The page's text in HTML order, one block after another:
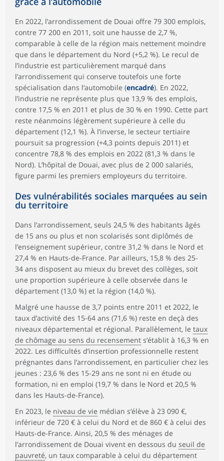
En 2022, l’arrondissement de Douai offre 79 300 emplois,
contre 77 200 en 2011, soit une hausse de 2,7 %,
comparable à celle de la région mais nettement moindre
que dans le département du Nord (+5,2 %). Le recul de
l’industrie est particulièrement marqué dans
l’arrondissement qui conserve toutefois une forte
spécialisation dans l’automobile (encadré). En 2022,
l’industrie ne représente plus que 13,9 % des emplois,
contre 17,5 % en 2011 et plus de 30 % en 1990. Cette part
reste néanmoins légèrement supérieure à celle du
département (12,1 %). À l’inverse, le secteur tertiaire
poursuit sa progression (+4,3 points depuis 2011) et
concentre 78,8 % des emplois en 2022 (81,3 % dans le
Nord). L’hôpital de Douai, avec plus de 2 000 salariés,
figure parmi les premiers employeurs du territoire.
Des vulnérabilités sociales marquées au sein
du territoire
Dans l’arrondissement, seuls 24,5 % des habitants âgés
de 15 ans ou plus et non scolarisés sont diplômés de
l’enseignement supérieur, contre 31,2 % dans le Nord et
27,4 % en Hauts-de-France. Par ailleurs, 15,8 % des 25-
34 ans disposent au mieux du brevet des collèges, soit
une proportion supérieure à celle observée dans le
département (13,0 %) et la région (14,0 %).
Malgré une hausse de 3,7 points entre 2011 et 2022, le
taux d’activité des 15-64 ans (71,6 %) reste en deçà des
niveaux départemental et régional. Parallèlement, le taux
de chômage au sens du recensement s’établit à 16,3 % en
2022. Les difficultés d’insertion professionnelle restent
prégnantes dans l’arrondissement, en particulier chez les
jeunes : 23,6 % des 15-29 ans ne sont ni en étude ou
formation, ni en emploi (19,7 % dans le Nord et 20,5 %
dans les Hauts-de-France).
En 2023, le niveau de vie médian s’élève à 23 090 €,
inférieur de 720 € à celui du Nord et de 860 € à celui des
Hauts-de-France. Ainsi, 20,5 % des ménages de
l’arrondissement de Douai vivent en dessous du seuil de
pauvreté, un taux comparable à celui du département